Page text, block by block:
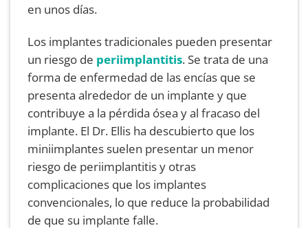
en unos días.
Los implantes tradicionales pueden presentar
un riesgo de periimplantitis. Se trata de una
forma de enfermedad de las encías que se
presenta alrededor de un implante y que
contribuye a la pérdida ósea y al fracaso del
implante. El Dr. Ellis ha descubierto que los
miniimplantes suelen presentar un menor
riesgo de periimplantitis y otras
complicaciones que los implantes
convencionales, lo que reduce la probabilidad
de que su implante falle.